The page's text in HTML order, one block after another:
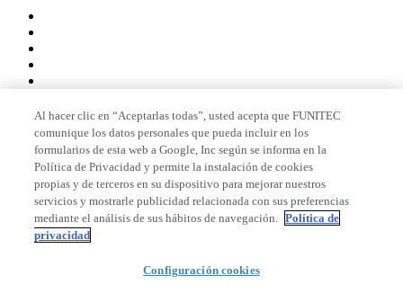
Miembro de
Acreditaciones
© 2026 La Salle Campus Barcelona - URL |
Al hacer clic en “Aceptarlas todas”, usted acepta que FUNITEC
comunique los datos personales que pueda incluir en los
formularios de esta web a Google, Inc según se informa en la
Política de Privacidad y permite la instalación de cookies
propias y de terceros en su dispositivo para mejorar nuestros
servicios y mostrarle publicidad relacionada con sus preferencias
mediante el análisis de sus hábitos de navegación. Política de
privacidad
Configuración cookies